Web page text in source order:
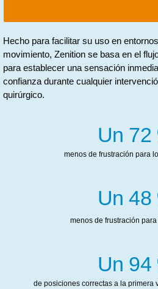
Hecho para facilitar su uso en
movimiento, Zenition se basa en el
para establecer una sensación
confianza durante cualquier
quirúrgico.
Un 72
menos de frustración para
Un 48
menos de frustración
Un 94
de posiciones correctas a la primera